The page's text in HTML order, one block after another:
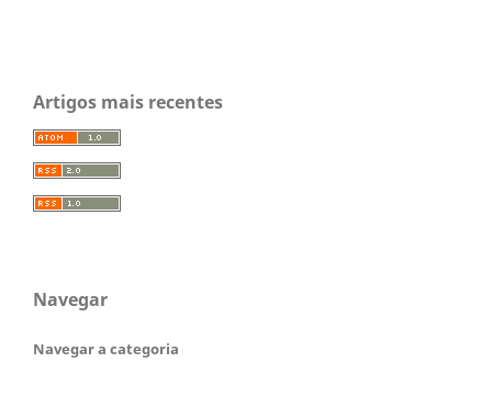
Artigos mais recentes
Navegar
Navegar a categoria